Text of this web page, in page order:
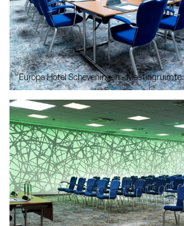
Europa Hotel Scheveningen - Meetingruimte